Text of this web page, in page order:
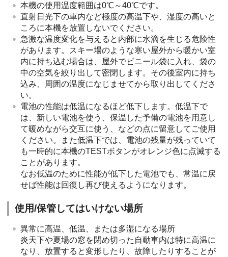
本機の使用温度範囲は0℃～40℃です。
直射日光下の車内など極度の高温下や、湿度の高いと
ころに本機を放置しないでください。
急激な温度変化を与えると内部に水滴を生じる危険性
があります。スキー場のような寒い屋外から暖かい室
内に持ち込む場合は、屋外でビニール袋に入れ、袋の
中の空気を絞り出して密閉します。その後室内に持ち
込み、周囲の温度になじませてから取り出してくださ
い。
電池の性能は低温になるほど低下します。低温下で
は、新しい電池を使う、保温した予備の電池を用意し
て暖めながら交互に使う、などの点に留意してご使用
ください。また低温下では、電池の残量が残っていて
も一時的に本機のTESTボタンがオレンジ色に点滅する
ことがあります。
なお低温のために性能が低下した電池でも、常温に戻
せば性能は回復し再び使えるようになります。
使用/保管してはいけない場所
異常に高温、低温、または多湿になる場所
炎天下や夏場の窓を閉め切った自動車内は特に高温に
なり、放置すると変形したり、故障したりすることが